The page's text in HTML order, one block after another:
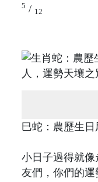
5 / 12
巳蛇：農歷生
小日子過得就像
友們，你們的運